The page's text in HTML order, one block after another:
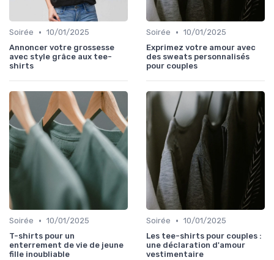
Soirée • 10/01/2025
Annoncer votre grossesse
avec style grâce aux tee-
shirts
Soirée • 10/01/2025
Exprimez votre amour avec
des sweats personnalisés
pour couples
Soirée • 10/01/2025
T-shirts pour un
enterrement de vie de jeune
fille inoubliable
Soirée • 10/01/2025
Les tee-shirts pour couples :
une déclaration d'amour
vestimentaire